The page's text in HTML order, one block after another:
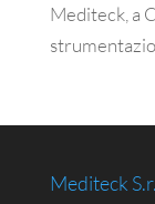
Mediteck, a
Mediteck